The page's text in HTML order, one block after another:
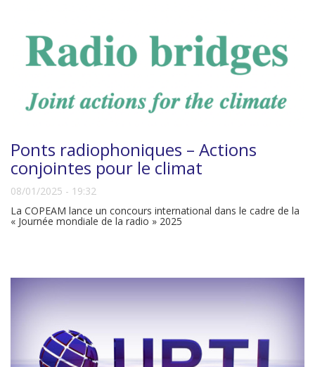
Ponts radiophoniques – Actions
conjointes pour le climat
08/01/2025 - 19:32
La COPEAM lance un concours international dans le cadre de la
« Journée mondiale de la radio » 2025